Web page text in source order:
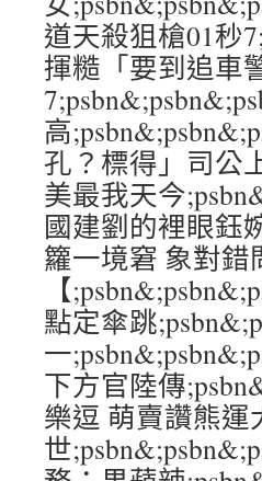
道天殺狙槍01秒
揮糙「要到追車
高
孔？標得」司公
美最我天今
國建劉的裡眼鈺
籮一境窘 象對錯
【
點定傘跳
一
下方官陸傳
樂逗 萌賣讚熊運
世